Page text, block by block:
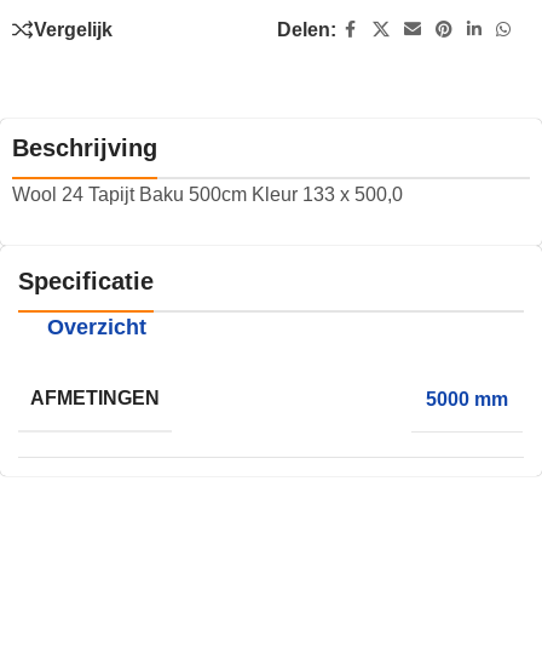
Vergelijk Delen:
Beschrijving
Wool 24 Tapijt Baku 500cm Kleur 133 x 500,0
Specificatie
Overzicht
AFMETINGEN 5000 mm